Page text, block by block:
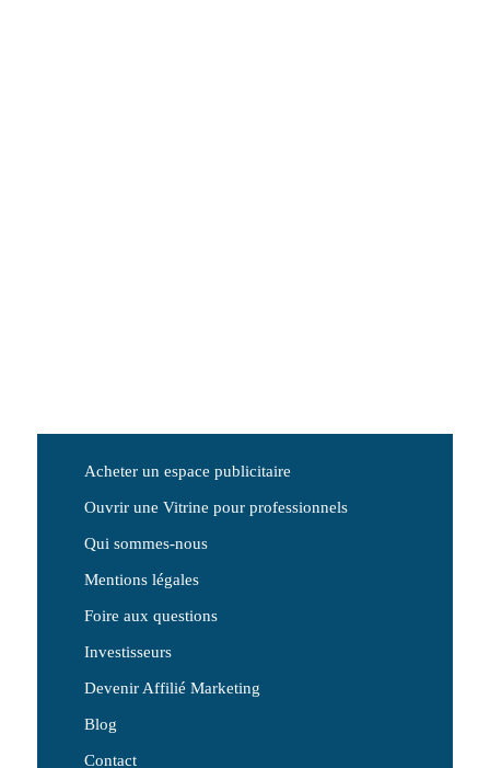
Acheter un espace publicitaire
Ouvrir une Vitrine pour professionnels
Qui sommes-nous
Mentions légales
Foire aux questions
Investisseurs
Devenir Affilié Marketing
Blog
Contact